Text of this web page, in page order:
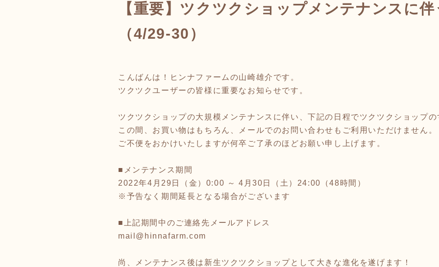
【重要】ツクツクショップメンテナンスに
（4/29-30）
こんばんは！ヒンナファームの山崎雄介です。
ツクツクユーザーの皆様に重要なお知らせです。
ツクツクショップの大規模メンテナンスに伴い、下記の日程でツクツクショップの
この間、お買い物はもちろん、メールでのお問い合わせもご利用いただけません。
ご不便をおかけいたしますが何卒ご了承のほどお願い申し上げます。
■メンテナンス期間
2022年4月29日（金）0:00 ～ 4月30日（土）24:00（48時間）
※予告なく期間延長となる場合がございます
■上記期間中のご連絡先メールアドレス
mail@hinnafarm.com
尚、メンテナンス後は新生ツクツクショップとして大きな進化を遂げます！